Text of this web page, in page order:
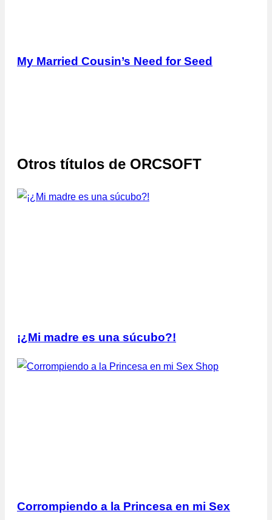
My Married Cousin’s Need for Seed
Otros títulos de ORCSOFT
¡¿Mi madre es una súcubo?!
Corrompiendo a la Princesa en mi Sex